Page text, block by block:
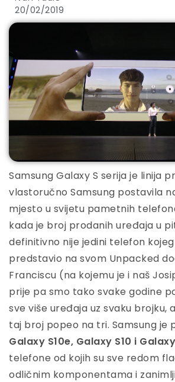
20/02/2019
Samsung Galaxy S serija je linija
vlastoručno Samsung postavila
mjesto u svijetu pametnih
kada je broj prodanih uređaja u
definitivno nije jedini telefon
predstavio na svom Unpacked
Franciscu (na kojemu je i naš
prije pa smo tako svake godine
sve više uređaja uz svaku brojku,
taj broj popeo na tri. Samsung je
Galaxy S10e, Galaxy S10 i
telefone od kojih su sve redom
odličnim komponentama i